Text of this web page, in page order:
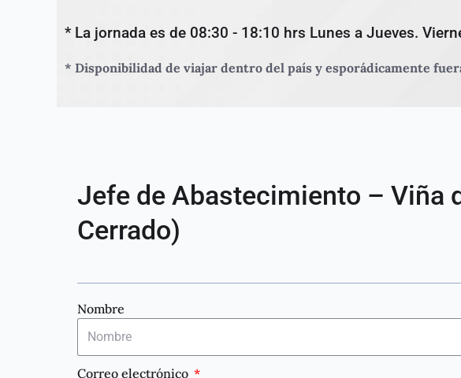
* La jornada es de 08:30 - 18:10 hrs Lunes a Jueves.
* Disponibilidad de viajar dentro del país y esporádicamente
Jefe de Abastecimiento – Viña
Cerrado)
Nombre
Correo electrónico